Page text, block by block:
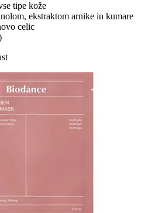
tipe kože
ekstraktom arnike in kumare
celic